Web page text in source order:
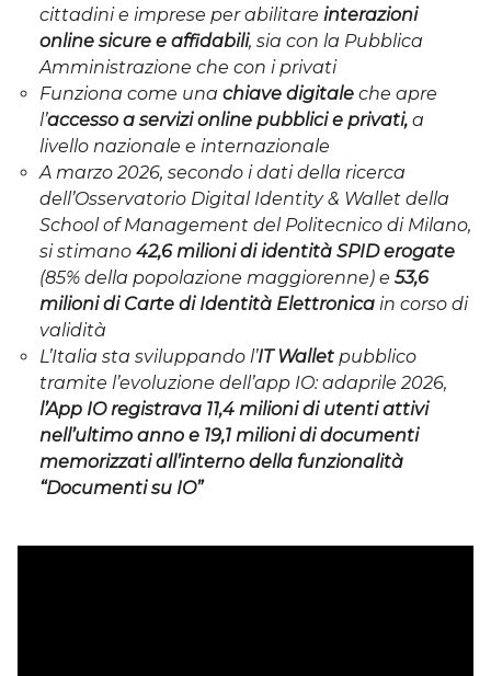
cittadini e imprese per abilitare interazioni
online sicure e affidabili, sia con la Pubblica
Amministrazione che con i privati
Funziona come una chiave digitale che apre
l’accesso a servizi online pubblici e privati, a
livello nazionale e internazionale
A marzo 2026, secondo i dati della ricerca
dell’Osservatorio Digital Identity & Wallet della
School of Management del Politecnico di Milano,
si stimano 42,6 milioni di identità SPID erogate
(85% della popolazione maggiorenne) e 53,6
milioni di Carte di Identità Elettronica in corso di
validità
L’Italia sta sviluppando l’IT Wallet pubblico
tramite l’evoluzione dell’app IO: adaprile 2026,
l’App IO registrava 11,4 milioni di utenti attivi
nell’ultimo anno e 19,1 milioni di documenti
memorizzati all’interno della funzionalità
“Documenti su IO”